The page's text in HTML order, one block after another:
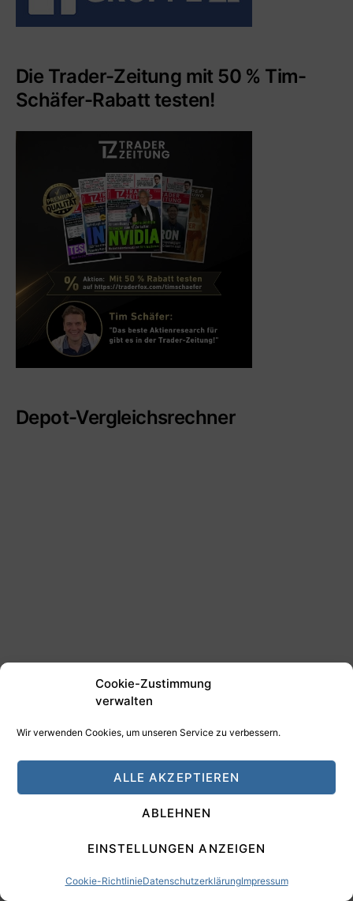
Cookie-Zustimmung
verwalten
Wir verwenden Cookies, um unseren Service zu verbessern.
ALLE AKZEPTIEREN
ABLEHNEN
EINSTELLUNGEN ANZEIGEN
Cookie-RichtlinieDatenschutzerklärungImpressum
Die Trader-Zeitung mit 50 % Tim-
Schäfer-Rabatt testen!
Depot-Vergleichsrechner